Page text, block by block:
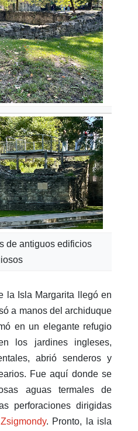
de antiguos edificios
la Isla Margarita llegó en
a manos del archiduque
en un elegante refugio
los jardines ingleses,
abrió senderos y
Fue aquí donde se
aguas termales de
perforaciones dirigidas
. Pronto, la isla